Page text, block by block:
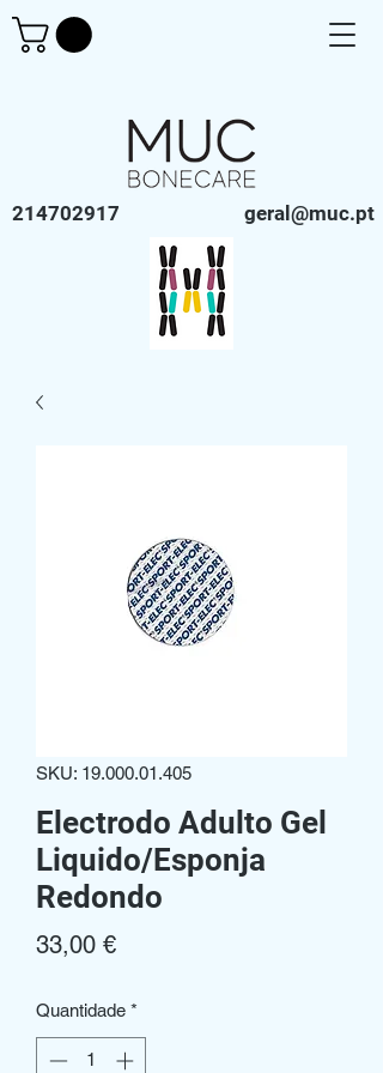
214702917 geral@muc.pt
SKU: 19.000.01.405
Electrodo Adulto Gel
Liquido/Esponja
Redondo
33,00 €Preço
Quantidade *